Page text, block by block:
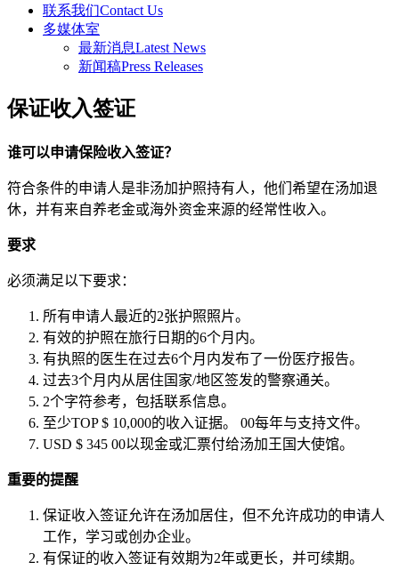
联系我们Contact Us
多媒体室
最新消息Latest News
新闻稿Press Releases
保证收入签证
谁可以申请保险收入签证？
符合条件的申请人是非汤加护照持有人，他们希望在汤加退
休，并有来自养老金或海外资金来源的经常性收入。
要求
必须满足以下要求：
所有申请人最近的2张护照照片。
有效的护照在旅行日期的6个月内。
有执照的医生在过去6个月内发布了一份医疗报告。
过去3个月内从居住国家/地区签发的警察通关。
2个字符参考，包括联系信息。
至少TOP $ 10,000的收入证据。 00每年与支持文件。
USD $ 345 00以现金或汇票付给汤加王国大使馆。
重要的提醒
保证收入签证允许在汤加居住，但不允许成功的申请人
工作，学习或创办企业。
有保证的收入签证有效期为2年或更长，并可续期。